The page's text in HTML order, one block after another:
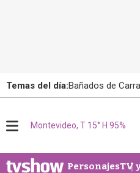
Temas del día:Bañados de
u
Montevideo, T 15° H 95%
PersonajesTV